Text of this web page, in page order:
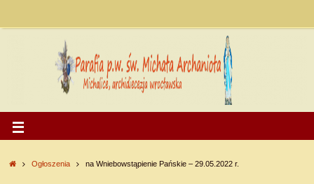
Ogłoszenia na Wniebowstąpienie Pańskie – 29.05.2022 r.